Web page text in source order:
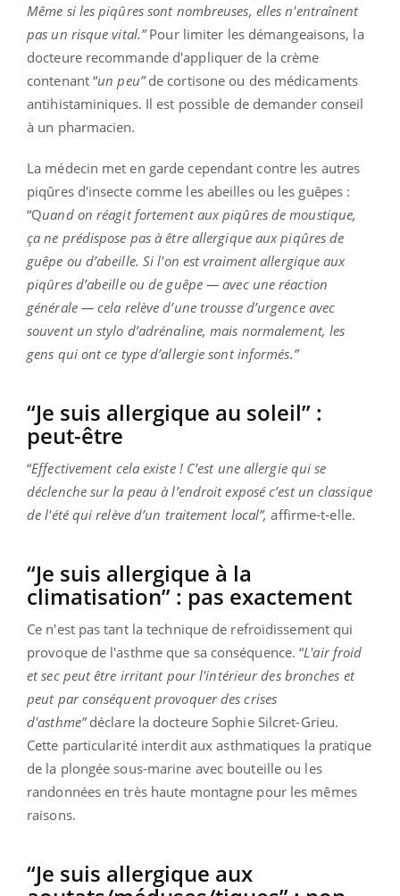
Même si les piqûres sont nombreuses, elles n'entraînent
pas un risque vital.”Pour limiter les démangeaisons, la
docteure recommande d'appliquer de la crème
contenant “un peu”de cortisone ou des médicaments
antihistaminiques. Il est possible de demander conseil
à un pharmacien.
La médecin met en garde cependant contre les autres
piqûres d'insecte comme les abeilles ou les guêpes :
“Quand on réagit fortement aux piqûres de moustique,
ça ne prédispose pas à être allergique aux piqûres de
guêpe ou d’abeille. Si l'on est vraiment allergique aux
piqûres d’abeille ou de guêpe — avec une réaction
générale — cela relève d’une trousse d’urgence avec
souvent un stylo d’adrénaline, mais normalement, les
gens qui ont ce type d’allergie sont informés.”
“Je suis allergique au soleil” :
peut-être
“Effectivement cela existe ! C’est une allergie qui se
déclenche sur la peau à l’endroit exposé c’est un classique
de l'été qui relève d’un traitement local”, affirme-t-elle.
“Je suis allergique à la
climatisation” : pas exactement
Ce n'est pas tant la technique de refroidissement qui
provoque de l'asthme que sa conséquence. “L'air froid
et sec peut être irritant pour l'intérieur des bronches et
peut par conséquent provoquer des crises
d'asthme”déclare la docteure Sophie Silcret-Grieu.
Cette particularité interdit aux asthmatiques la pratique
de la plongée sous-marine avec bouteille ou les
randonnées en très haute montagne pour les mêmes
raisons.
“Je suis allergique aux